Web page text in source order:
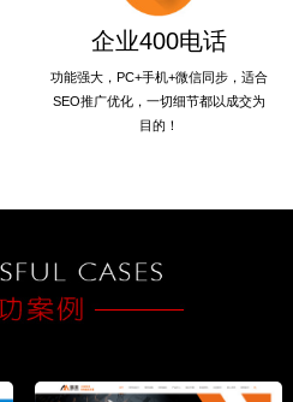
企业400电话
功能强大，PC+手机+微信同步，适合
SEO推广优化，一切细节都以成交为
目的！